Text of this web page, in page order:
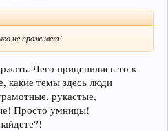
не проживет!
Чего прицепились-то к
какие темы здесь люди
рукастые,
Просто умницы!